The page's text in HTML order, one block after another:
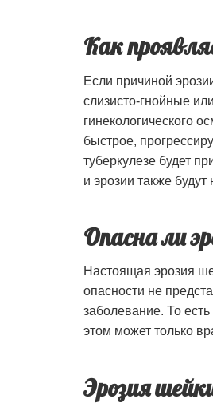
Как
Если причиной
слизисто-гнойные
гинекологического
быстрое,
туберкулезе будет
и эрозии также будут
Опасна ли
Настоящая эрозия
опасности не
заболевание. То
этом может только
Эрозия